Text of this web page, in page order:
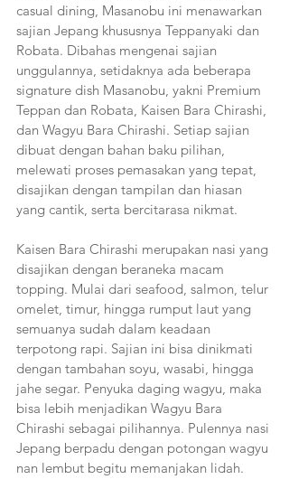
casual dining, Masanobu ini menawarkan
sajian Jepang khususnya Teppanyaki dan
Robata. Dibahas mengenai sajian
unggulannya, setidaknya ada beberapa
signature dish Masanobu, yakni Premium
Teppan dan Robata, Kaisen Bara Chirashi,
dan Wagyu Bara Chirashi. Setiap sajian
dibuat dengan bahan baku pilihan,
melewati proses pemasakan yang tepat,
disajikan dengan tampilan dan hiasan
yang cantik, serta bercitarasa nikmat.
Kaisen Bara Chirashi merupakan nasi yang
disajikan dengan beraneka macam
topping. Mulai dari seafood, salmon, telur
omelet, timur, hingga rumput laut yang
semuanya sudah dalam keadaan
terpotong rapi. Sajian ini bisa dinikmati
dengan tambahan soyu, wasabi, hingga
jahe segar. Penyuka daging wagyu, maka
bisa lebih menjadikan Wagyu Bara
Chirashi sebagai pilihannya. Pulennya nasi
Jepang berpadu dengan potongan wagyu
nan lembut begitu memanjakan lidah.